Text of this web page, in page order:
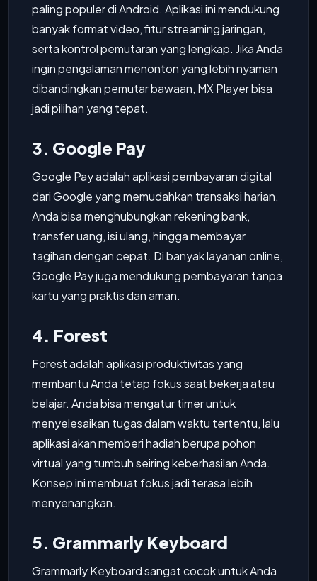
paling populer di Android. Aplikasi ini mendukung
banyak format video, fitur streaming jaringan,
serta kontrol pemutaran yang lengkap. Jika Anda
ingin pengalaman menonton yang lebih nyaman
dibandingkan pemutar bawaan, MX Player bisa
jadi pilihan yang tepat.
3. Google Pay
Google Pay adalah aplikasi pembayaran digital
dari Google yang memudahkan transaksi harian.
Anda bisa menghubungkan rekening bank,
transfer uang, isi ulang, hingga membayar
tagihan dengan cepat. Di banyak layanan online,
Google Pay juga mendukung pembayaran tanpa
kartu yang praktis dan aman.
4. Forest
Forest adalah aplikasi produktivitas yang
membantu Anda tetap fokus saat bekerja atau
belajar. Anda bisa mengatur timer untuk
menyelesaikan tugas dalam waktu tertentu, lalu
aplikasi akan memberi hadiah berupa pohon
virtual yang tumbuh seiring keberhasilan Anda.
Konsep ini membuat fokus jadi terasa lebih
menyenangkan.
5. Grammarly Keyboard
Grammarly Keyboard sangat cocok untuk Anda